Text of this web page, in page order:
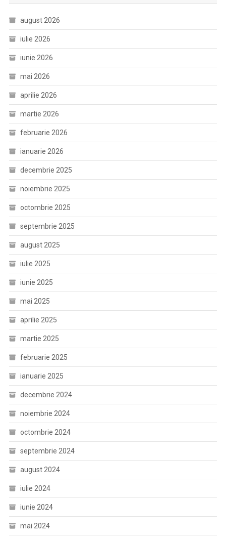
august 2026
iulie 2026
iunie 2026
mai 2026
aprilie 2026
martie 2026
februarie 2026
ianuarie 2026
decembrie 2025
noiembrie 2025
octombrie 2025
septembrie 2025
august 2025
iulie 2025
iunie 2025
mai 2025
aprilie 2025
martie 2025
februarie 2025
ianuarie 2025
decembrie 2024
noiembrie 2024
octombrie 2024
septembrie 2024
august 2024
iulie 2024
iunie 2024
mai 2024